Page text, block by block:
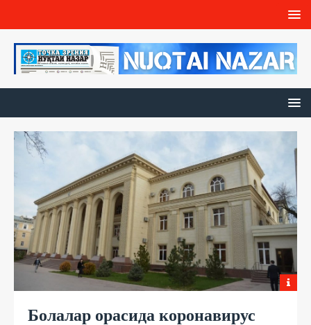
Болалар орасида коронавирус